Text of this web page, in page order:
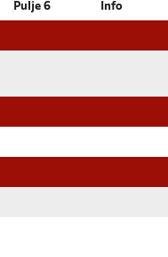
Pulje 6 Info